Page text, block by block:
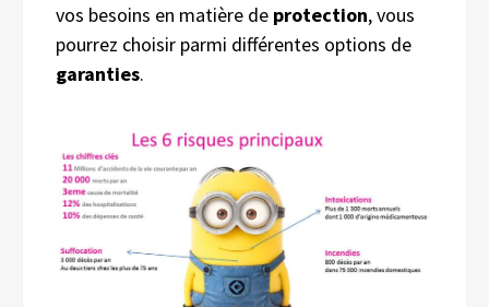
vos besoins en matière de protection, vous
pourrez choisir parmi différentes options de
garanties.